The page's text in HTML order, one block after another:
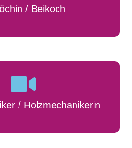
/ Beikoch
/ Holzmechanikerin